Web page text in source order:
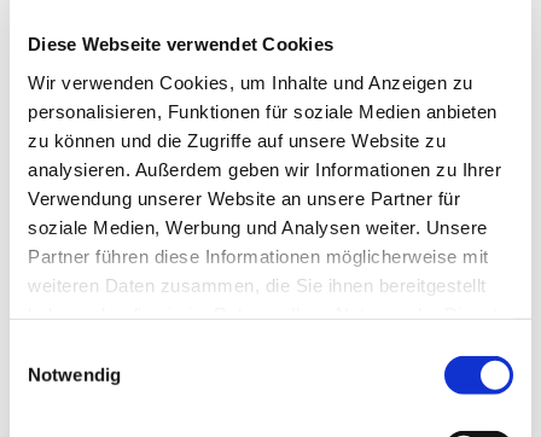
Diese Webseite verwendet Cookies
Wir verwenden Cookies, um Inhalte und Anzeigen zu
personalisieren, Funktionen für soziale Medien anbieten
zu können und die Zugriffe auf unsere Website zu
analysieren. Außerdem geben wir Informationen zu Ihrer
Verwendung unserer Website an unsere Partner für
soziale Medien, Werbung und Analysen weiter. Unsere
Partner führen diese Informationen möglicherweise mit
weiteren Daten zusammen, die Sie ihnen bereitgestellt
Notwendig
Dies könnte Sie auch
interessieren